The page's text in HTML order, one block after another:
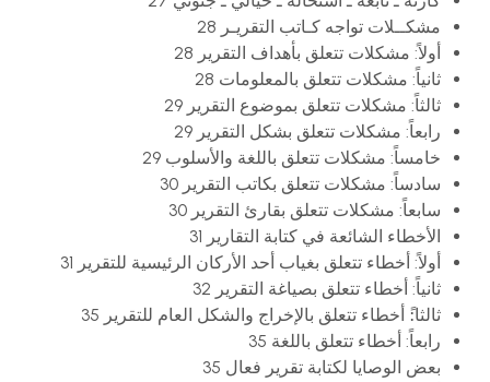
مشكــلات تواجه كـاتب التقريـر 28
أولاً: مشكلات تتعلق بأهداف التقرير 28
ثانياً: مشكلات تتعلق بالمعلومات 28
ثالثاً: مشكلات تتعلق بموضوع التقرير 29
رابعاً: مشكلات تتعلق بشكل التقرير 29
خامساً: مشكلات تتعلق باللغة والأسلوب 29
سادساً: مشكلات تتعلق بكاتب التقرير 30
سابعاً: مشكلات تتعلق بقارئ التقرير 30
الأخطاء الشائعة في كتابة التقارير 31
أولاً: أخطاء تتعلق بغياب أحد الأركان الرئيسية للتقرير 31
ثانياً: أخطاء تتعلق بصياغة التقرير 32
ثالثا:ً أخطاء تتعلق بالإخراج والشكل العام للتقرير 35
رابعاً: أخطاء تتعلق باللغة 35
بعض الوصايا لكتابة تقرير فعال 35